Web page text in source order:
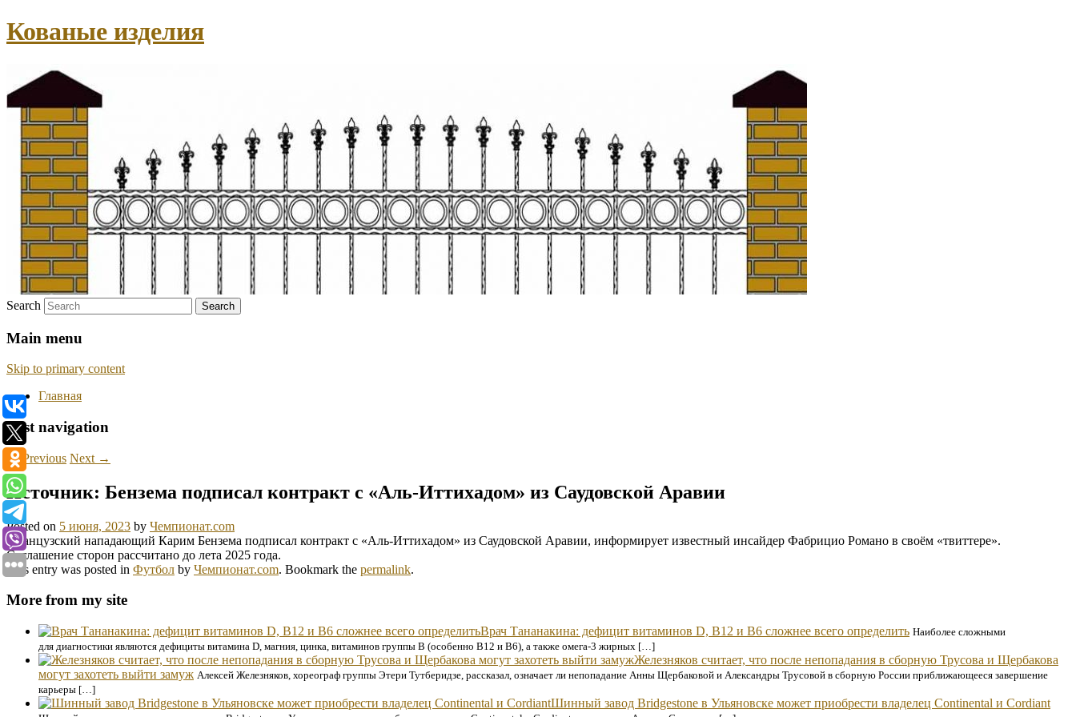
Кованые изделия
Search
Main menu
Skip to primary content
Главная
Post navigation
←Previous Next →
Источник: Бензема подписал контракт с «Аль-Иттихадом» из Саудовской Аравии
Posted on 5 июня, 2023 by Чемпионат.com
Французский нападающий Карим Бензема подписал контракт с «Аль-Иттихадом» из Саудовской Аравии, информирует известный инсайдер Фабрицио Романо в своём «твиттере».
Соглашение сторон рассчитано до лета 2025 года.
This entry was posted in Футбол by Чемпионат.com. Bookmark the permalink.
More from my site
Врач Тананакина: дефицит витаминов D, B12 и B6 сложнее всего определить Наиболее сложными
для диагностики являются дефициты витамина D, магния, цинка, витаминов группы B (особенно B12 и B6), а также омега-3 жирных […]
Железняков считает, что после непопадания в сборную Трусова и Щербакова
могут захотеть выйти замуж Алексей Железняков, хореограф группы Этери Тутберидзе, рассказал, означает ли непопадание Анны Щербаковой и Александры Трусовой в сборную России приближающееся завершение
карьеры […]
Шинный завод Bridgestone в Ульяновске может приобрести владелец Continental и Cordiant